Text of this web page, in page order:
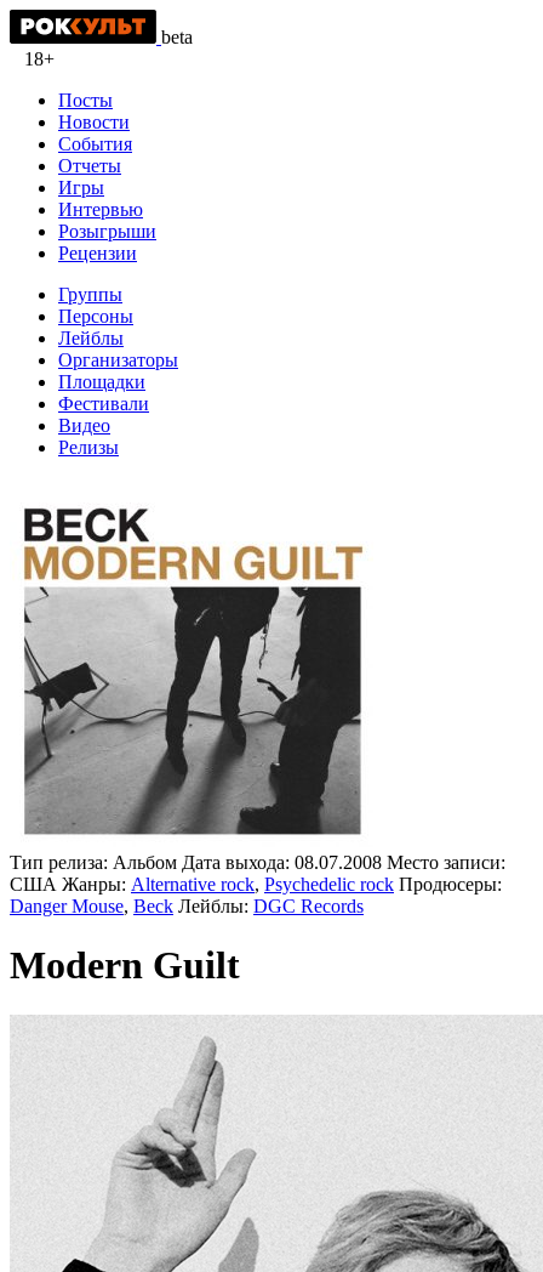
beta
18+
Посты
Новости
События
Отчеты
Игры
Интервью
Розыгрыши
Рецензии
Группы
Персоны
Лейблы
Организаторы
Площадки
Фестивали
Видео
Релизы
Тип релиза: Альбом Дата выхода: 08.07.2008 Место записи:
CША Жанры: Alternative rock, Psychedelic rock Продюсеры:
Danger Mouse, Beck Лейблы: DGC Records
Modern Guilt